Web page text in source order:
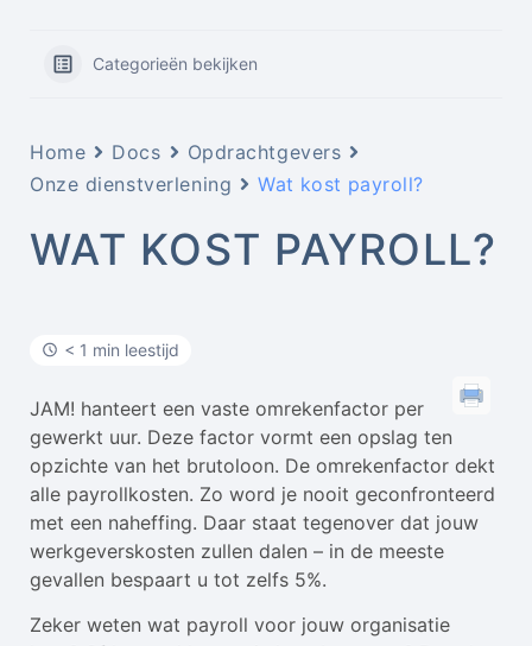
Categorieën bekijken
Home Docs
Opdrachtgevers
Onze dienstverlening
Wat kost payroll?
WAT KOST PAYROLL?
< 1 min leestijd
JAM! hanteert een vaste omrekenfactor per
gewerkt uur. Deze factor vormt een opslag ten
opzichte van het brutoloon. De omrekenfactor dekt
alle payrollkosten. Zo word je nooit geconfronteerd
met een naheffing. Daar staat tegenover dat jouw
werkgeverskosten zullen dalen – in de meeste
gevallen bespaart u tot zelfs 5%.
Zeker weten wat payroll voor jouw organisatie